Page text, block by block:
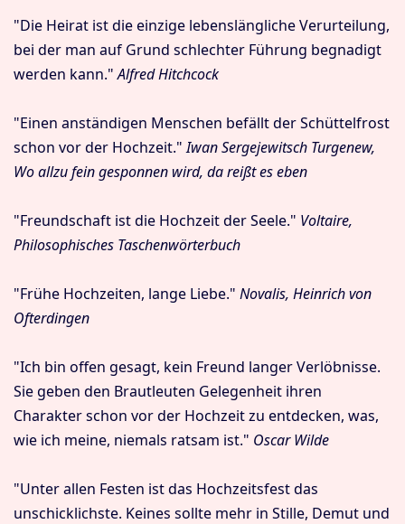
"Die Heirat ist die einzige lebenslängliche Verurteilung,
bei der man auf Grund schlechter Führung begnadigt
werden kann."Alfred Hitchcock
"Einen anständigen Menschen befällt der Schüttelfrost
schon vor der Hochzeit."Iwan Sergejewitsch Turgenew,
Wo allzu fein gesponnen wird, da reißt es eben
"Freundschaft ist die Hochzeit der Seele." Voltaire,
Philosophisches Taschenwörterbuch
"Frühe Hochzeiten, lange Liebe." Novalis, Heinrich von
Ofterdingen
"Ich bin offen gesagt, kein Freund langer Verlöbnisse.
Sie geben den Brautleuten Gelegenheit ihren
Charakter schon vor der Hochzeit zu entdecken, was,
wie ich meine, niemals ratsam ist." Oscar Wilde
"Unter allen Festen ist das Hochzeitsfest das
unschicklichste. Keines sollte mehr in Stille, Demut und